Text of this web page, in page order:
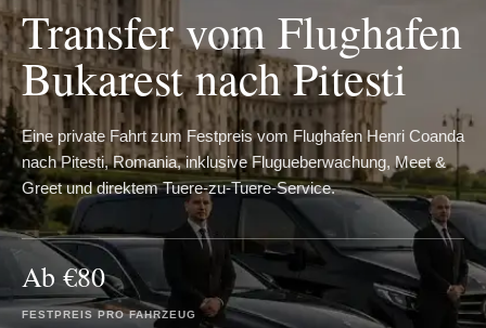
Transfer vom Flughafen
Bukarest nach Pitesti
Eine private Fahrt zum Festpreis vom Flughafen Henri Coanda
nach Pitesti, Romania, inklusive Flugueberwachung, Meet &
Greet und direktem Tuere-zu-Tuere-Service.
Ab €80
FESTPREIS PRO FAHRZEUG